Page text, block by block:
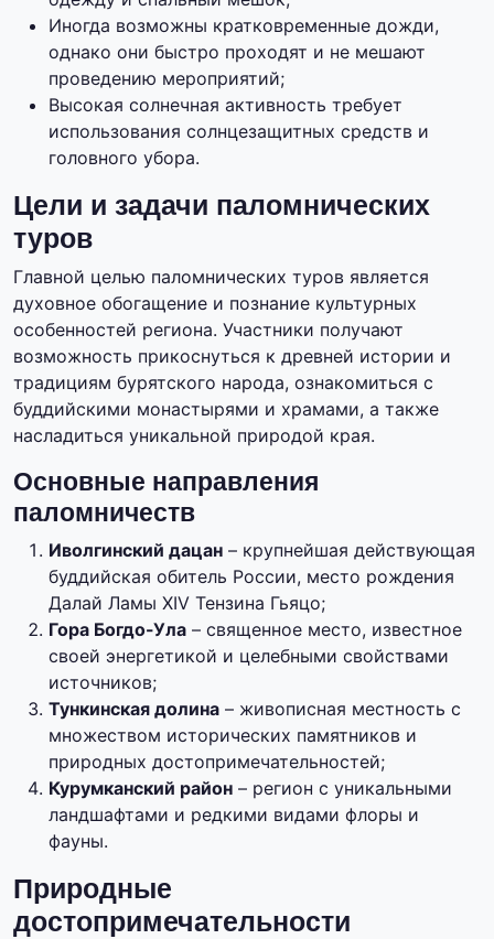
Иногда возможны кратковременные дожди,
однако они быстро проходят и не мешают
проведению мероприятий;
Высокая солнечная активность требует
использования солнцезащитных средств и
головного убора.
Цели и задачи паломнических
туров
Главной целью паломнических туров является
духовное обогащение и познание культурных
особенностей региона. Участники получают
возможность прикоснуться к древней истории и
традициям бурятского народа, ознакомиться с
буддийскими монастырями и храмами, а также
насладиться уникальной природой края.
Основные направления
паломничеств
Иволгинский дацан – крупнейшая действующая
буддийская обитель России, место рождения
Далай Ламы XIV Тензина Гьяцо;
Гора Богдо-Ула – священное место, известное
своей энергетикой и целебными свойствами
источников;
Тункинская долина – живописная местность с
множеством исторических памятников и
природных достопримечательностей;
Курумканский район – регион с уникальными
ландшафтами и редкими видами флоры и
фауны.
Природные
достопримечательности